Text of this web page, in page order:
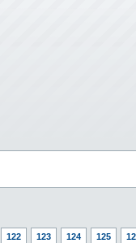
122 123 124 125